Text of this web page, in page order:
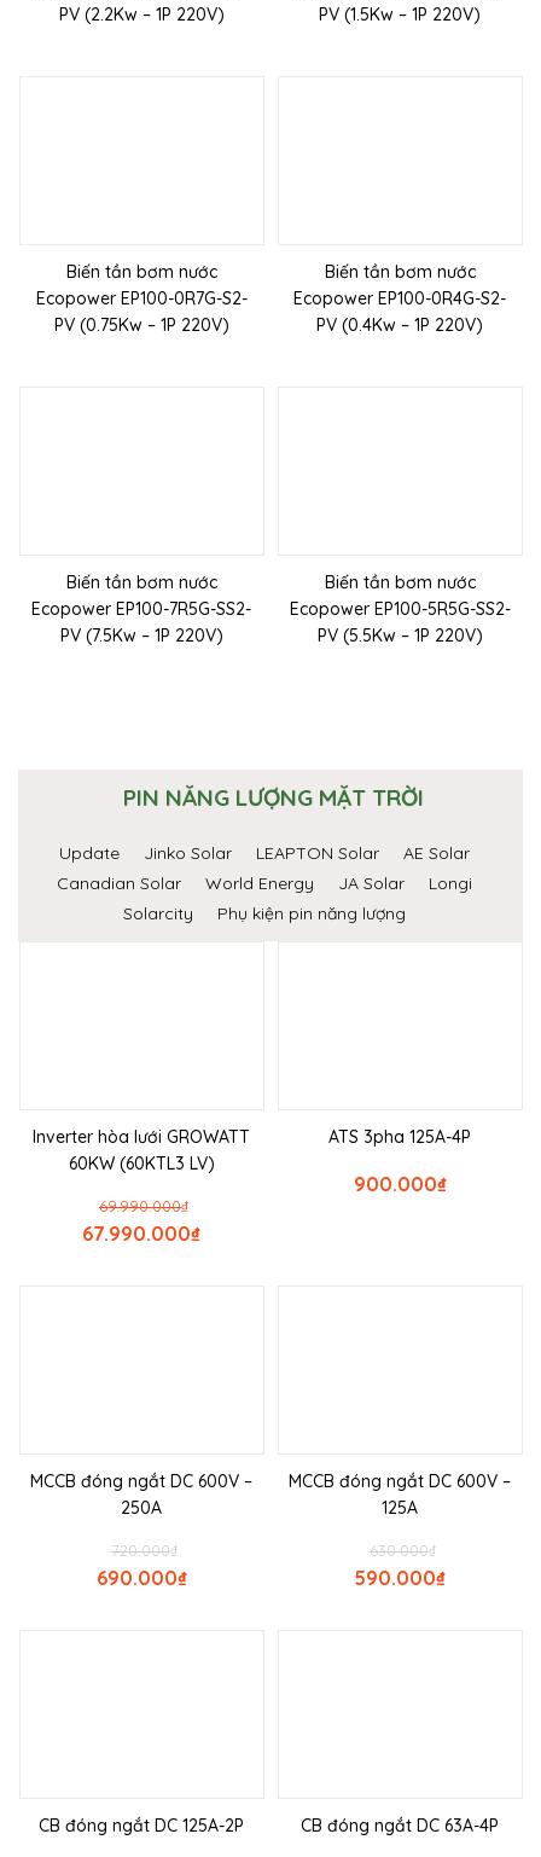
PV (2.2Kw – 1P 220V)
PV (1.5Kw – 1P 220V)
Biến tần bơm nước
Ecopower EP100-0R7G-S2-
PV (0.75Kw – 1P 220V)
Biến tần bơm nước
Ecopower EP100-0R4G-S2-
PV (0.4Kw – 1P 220V)
Biến tần bơm nước
Ecopower EP100-7R5G-SS2-
PV (7.5Kw – 1P 220V)
Biến tần bơm nước
Ecopower EP100-5R5G-SS2-
PV (5.5Kw – 1P 220V)
PIN NĂNG LƯỢNG MẶT TRỜI
Update Jinko Solar LEAPTON Solar
AE Solar
Canadian Solar
World Energy JA Solar
Longi
Solarcity
Phụ kiện pin năng lượng
Inverter hòa lưới GROWATT
60KW (60KTL3 LV)
₫
69.990.000
₫
67.990.000
ATS 3pha 125A-4P
₫
900.000
MCCB đóng ngắt DC 600V –
250A
₫
720.000
₫
690.000
MCCB đóng ngắt DC 600V –
125A
₫
630.000
₫
590.000
CB đóng ngắt DC 125A-2P CB đóng ngắt DC 63A-4P